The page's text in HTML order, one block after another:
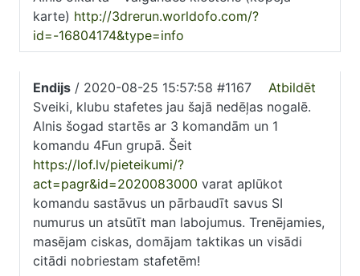
karte) http://3drerun.worldofo.com/?
id=-16804174&type=info
Endijs / 2020-08-25 15:57:58 #1167
Atbildēt
Sveiki, klubu stafetes jau šajā nedēļas nogalē.
Alnis šogad startēs ar 3 komandām un 1
komandu 4Fun grupā. Šeit
https://lof.lv/pieteikumi/?
act=pagr&id=2020083000 varat aplūkot
komandu sastāvus un pārbaudīt savus SI
numurus un atsūtīt man labojumus. Trenējamies,
masējam ciskas, domājam taktikas un visādi
citādi nobriestam stafetēm!